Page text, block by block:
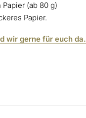
(ab 80 g)
Papier.
wir gerne für euch da.